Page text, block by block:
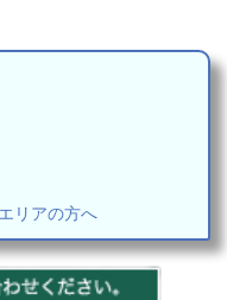
リアの方へ